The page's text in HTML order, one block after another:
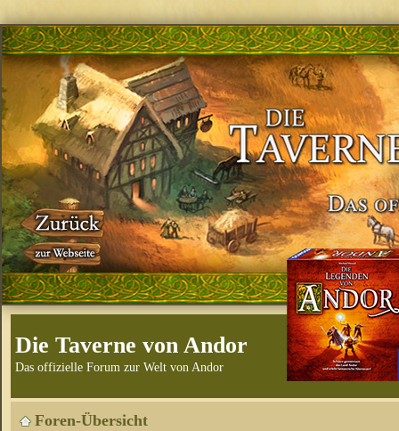
Die Taverne von Andor
Das offizielle Forum zur Welt von Andor
Foren-Übersicht